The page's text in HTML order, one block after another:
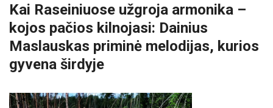
Kai Raseiniuose užgroja armonika –
kojos pačios kilnojasi: Dainius
Maslauskas priminė melodijas, kurios
gyvena širdyje